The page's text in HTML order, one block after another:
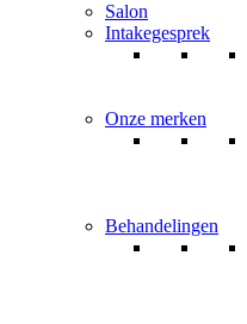
Salon
Intakegesprek
Onze merken
Behandelingen